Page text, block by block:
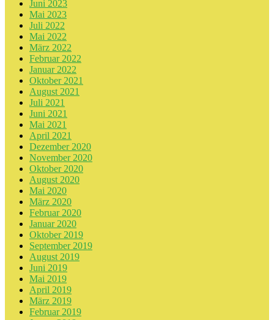
Juni 2023
Mai 2023
Juli 2022
Mai 2022
März 2022
Februar 2022
Januar 2022
Oktober 2021
August 2021
Juli 2021
Juni 2021
Mai 2021
April 2021
Dezember 2020
November 2020
Oktober 2020
August 2020
Mai 2020
März 2020
Februar 2020
Januar 2020
Oktober 2019
September 2019
August 2019
Juni 2019
Mai 2019
April 2019
März 2019
Februar 2019